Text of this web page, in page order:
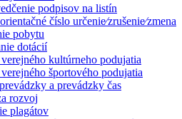
podpisov na listín
číslo určenie⁄zrušenie⁄zmena
pobytu
dotácií
kultúrneho podujatia
športového podujatia
a prevádzky čas
rozvoj
plagátov